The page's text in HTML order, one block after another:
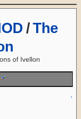
/The
of Ivellon
↑